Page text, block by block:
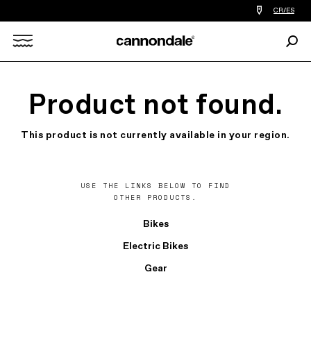
Encontrar
tiedas
bicicletas
de
CR/ES
Product not found.
This product is not currently available in your region.
USE THE LINKS BELOW TO FIND
OTHER PRODUCTS.
Bikes
Electric Bikes
Gear